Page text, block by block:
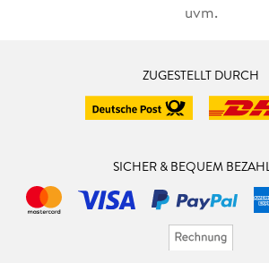
uvm.
ZUGESTELLT DURCH
SICHER & BEQUEM